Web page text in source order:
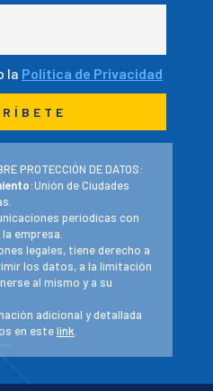
la Política de Privacidad
PROTECCIÓN DE DATOS:
:Unión de Ciudades
periodicas con
empresa.
legales, tiene derecho a
los datos, a la limitación
al mismo y a su
adicional y detallada
en estelink